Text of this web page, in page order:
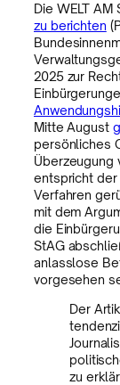
Die WELT AM
zu berichten
2025 zur
Mitte August
persönliches
Überzeugung
entspricht der
Verfahren
mit dem
die
StAG
anlasslose
vorgesehen
Der
zu